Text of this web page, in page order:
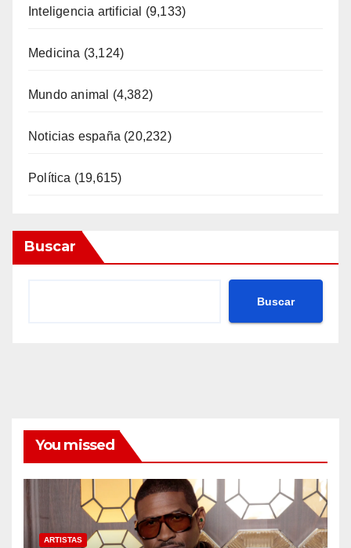
Inteligencia artificial (9,133)
Medicina (3,124)
Mundo animal (4,382)
Noticias españa (20,232)
Política (19,615)
Buscar
Buscar
You missed
ARTISTAS